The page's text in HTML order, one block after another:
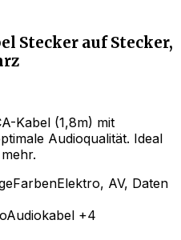
Stecker auf Stecker,
Kabel (1,8m) mit
Audioqualität. Ideal
FarbenElektro, AV, Daten
Audiokabel +4